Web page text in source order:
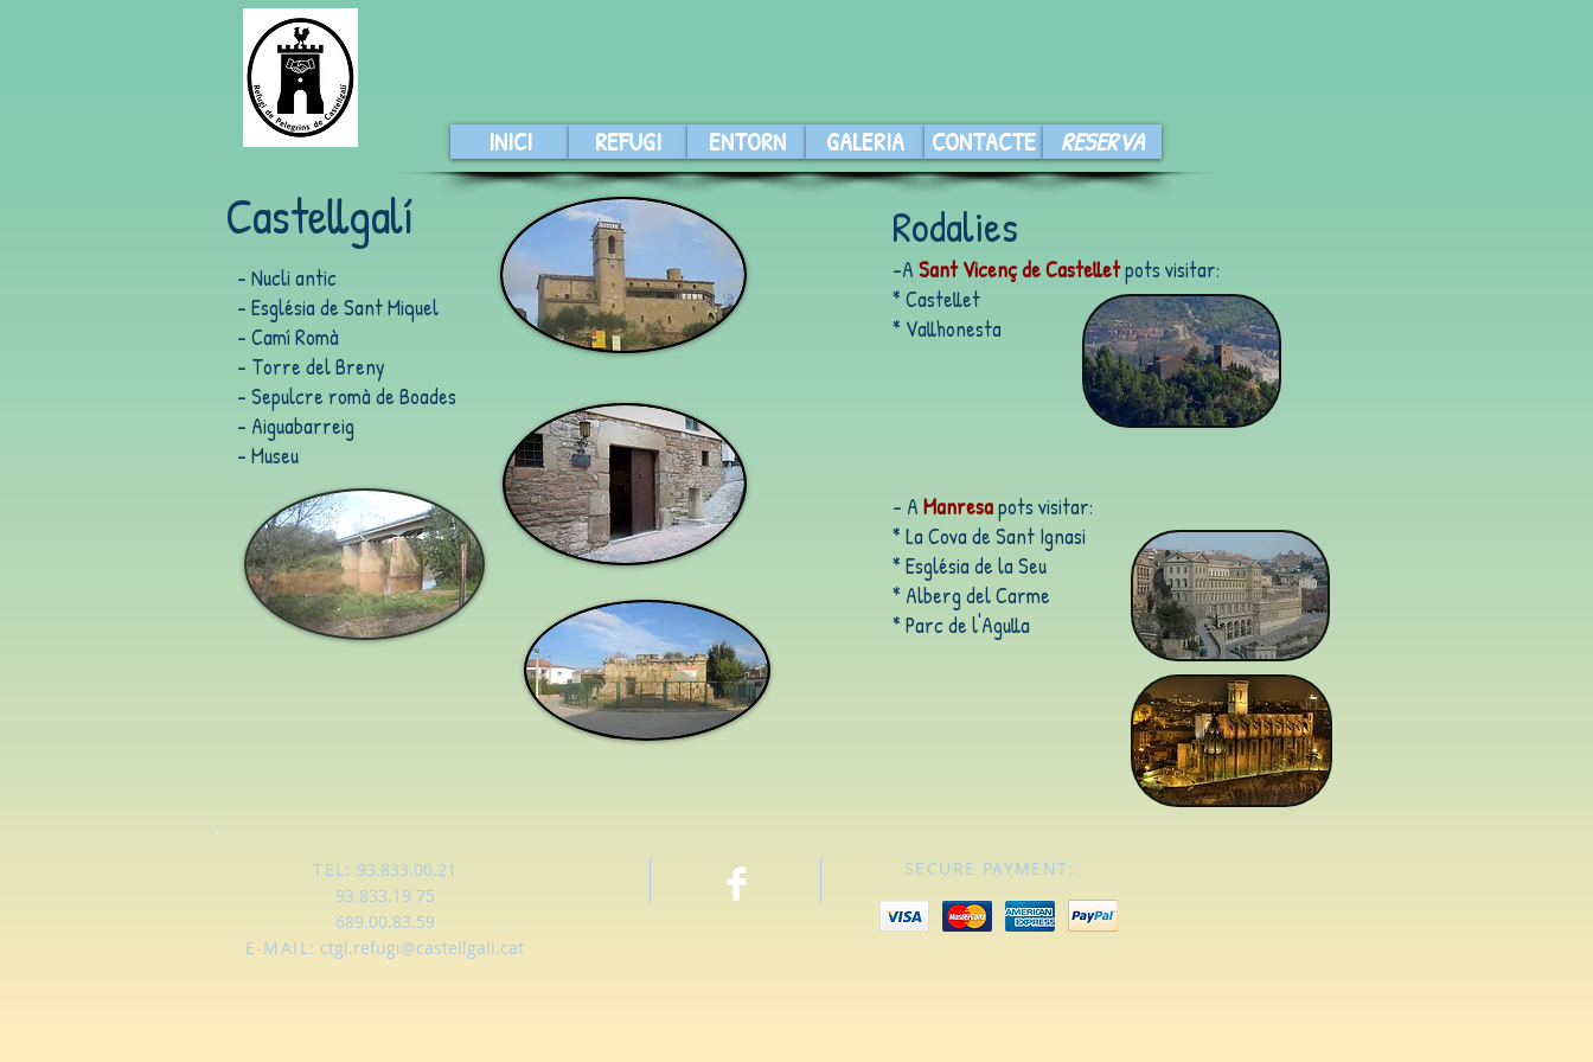
Castellgalí
- Nucli antic
- Església de Sant Miquel
- Camí Romà
- Torre del Breny
- Sepulcre romà de Boades
- Aiguabarreig
- Museu
Rodalies
-A Sant Vicenç de Castelletpots visitar:
* Castellet
* Vallhonesta
- A Manresapots visitar:
* La Cova de Sant Ignasi
* Església de la Seu
* Alberg del Carme
* Parc de l'Agulla
INICI REFUGI ENTORN GALERIA CONTACTE RESERVA
TEL: 93.833.00.21
93.833.19.75
689.00.83.59
E-MAIL: ctgl.refugi@castellgali.cat
SECURE PAYMENT: